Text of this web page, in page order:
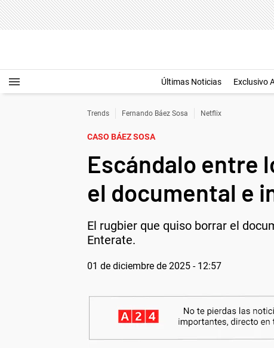
Últimas Noticias Exclusivo
Trends Fernando Báez Sosa Netflix
CASO BÁEZ SOSA
Escándalo entre
el documental e
El rugbier que quiso borrar el
Enterate.
01 de diciembre de 2025 - 12:57